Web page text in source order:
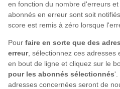
en fonction du nombre d'erreurs
abonnés en erreur sont soit
score est remis à zéro lorsque
Pour faire en sorte que des
erreur, sélectionnez ces adresses
en bout de ligne et cliquez sur le
pour les abonnés sélectionnés'.
adresses concernées seront de